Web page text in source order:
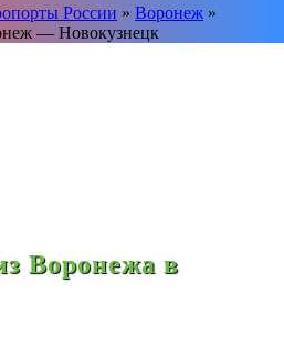
России » Воронеж »
— Новокузнецк
Воронежа в